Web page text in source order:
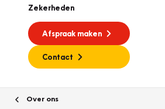
Zekerheden
Afspraak maken
Contact
Over ons